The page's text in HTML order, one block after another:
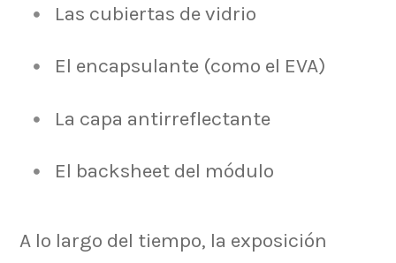
Las cubiertas de vidrio
El encapsulante (como el EVA)
La capa antirreflectante
El backsheet del módulo
A lo largo del tiempo, la exposición